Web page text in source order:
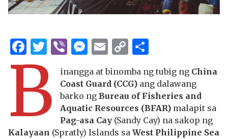
Facebook
Twitter
ViberMessenger
Email
Copy
Link
B inangga at binomba ng tubig ng China
Coast Guard (CCG) ang dalawang
barko ngBureau of Fisheries and
Aquatic Resources (BFAR) malapit sa
Pag-asa Cay (Sandy Cay) na sakop ng
Kalayaan (Spratly) Islands sa West Philippine Sea